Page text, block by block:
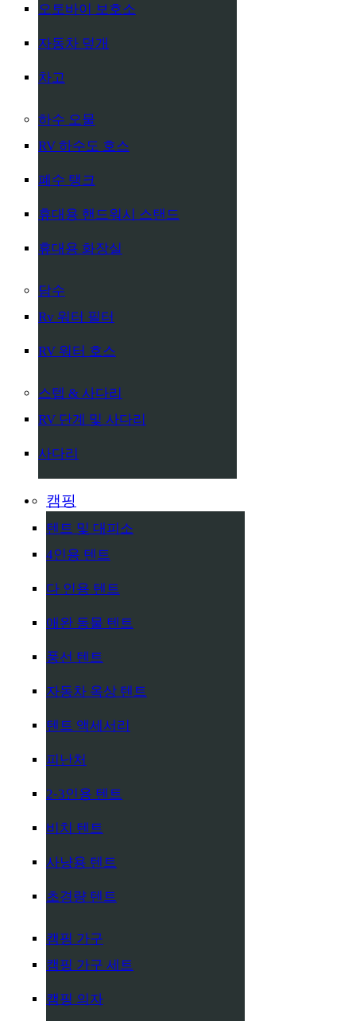
오토바이 보호소
자동차 덮개
차고
하수 오물
RV 하수도 호스
폐수 탱크
휴대용 핸드워시 스탠드
휴대용 화장실
담수
Rv 워터 필터
RV 워터 호스
스텝 & 사다리
RV 단계 및 사다리
사다리
캠핑
텐트 및 대피소
4인용 텐트
다 인용 텐트
애완 동물 텐트
풍선 텐트
자동차 옥상 텐트
텐트 액세서리
피난처
2-3인용 텐트
비치 텐트
사냥용 텐트
초경량 텐트
캠핑 가구
캠핑 가구 세트
캠핑 의자